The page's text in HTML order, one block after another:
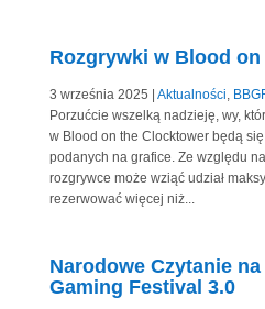
Rozgrywki w Blood
3 września 2025 | Aktualności
Porzućcie wszelką nadzieję, wy,
w Blood on the Clocktower będą
podanych na grafice. Ze względu
rozgrywce może wziąć udział
rezerwować więcej niż...
Narodowe Czytanie
Gaming Festival 3.0